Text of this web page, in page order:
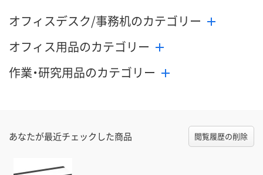
オフィスデスク/事務机のカテゴリー
オフィス用品のカテゴリー
作業・研究用品のカテゴリー
あなたが最近チェックした商品 閲覧履歴の削除